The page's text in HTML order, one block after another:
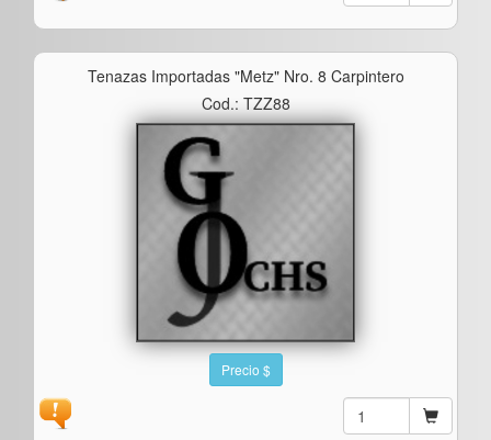
Tenazas Importadas "metz" Nro. 8 Carpintero
Cod.: TZZ88
Precio $